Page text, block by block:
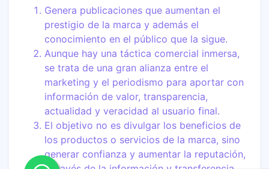
Genera publicaciones que aumentan el
prestigio de la marca y además el
conocimiento en el público que la sigue.
Aunque hay una táctica comercial inmersa,
se trata de una gran alianza entre el
marketing y el periodismo para aportar con
información de valor, transparencia,
actualidad y veracidad al usuario final.
El objetivo no es divulgar los beneficios de
los productos o servicios de la marca, sino
generar confianza y aumentar la reputación,